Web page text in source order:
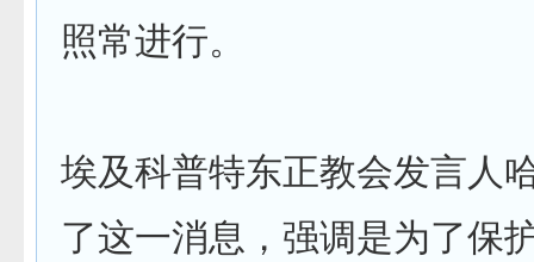
照常进行。
埃及科普特东正教会发言人
了这一消息，强调是为了保